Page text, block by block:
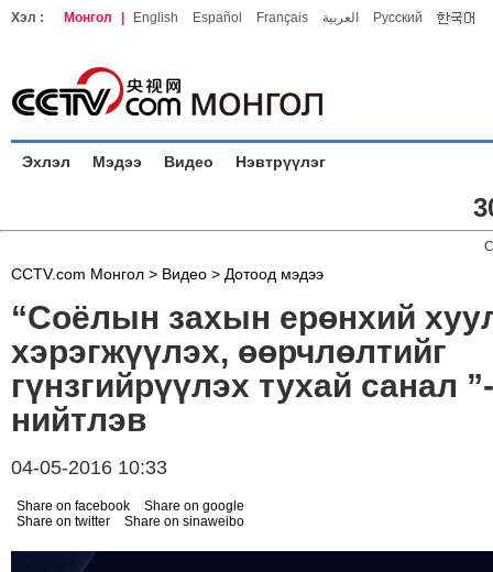
Хэл : Монгол English Español Français العربية Русский
Эхлэл Мэдээ Видео Нэвтрүүлэг
CCTV.com Монгол > Видео > Дотоод мэдээ
“Соёлын захын ерөнхий
хэрэгжүүлэх, өөрчлөлтийг
гүнзгийрүүлэх тухай санал
нийтлэв
04-05-2016 10:33
Share on facebook
Share on google
Share on twitter
Share on sinaweibo